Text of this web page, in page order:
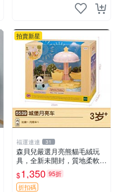
拍賣新星
福運連連 31
森貝兒嚴選月亮熊貓毛絨玩
具，全新未開封，質地柔軟適
合收藏 月亮熊貓 毛絨玩具 新
款 儲倉直銷
$1,350 95折
折扣碼